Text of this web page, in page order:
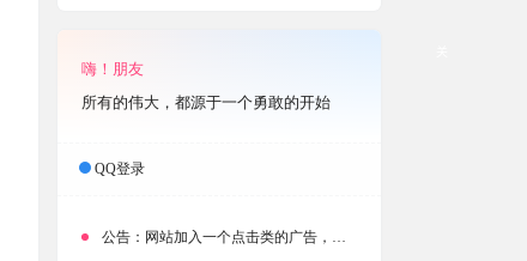
嗨！朋友
所有的伟大，都源于一个勇敢的开始
QQ登录
公告： 网站加入一个点击类的广告，大家点击下载按钮需要注意